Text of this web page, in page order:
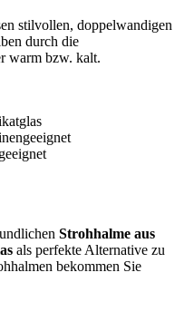
stilvollen, doppelwandigen
durch die
warm bzw. kalt.
Strohhalme aus
als perfekte Alternative zu
bekommen Sie